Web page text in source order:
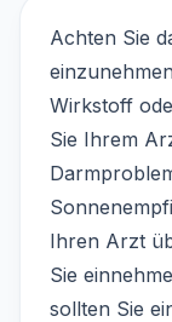
Achten Sie
Wirkstoff
Sie Ihrem
Ihren Arzt
Sie
sollten Sie